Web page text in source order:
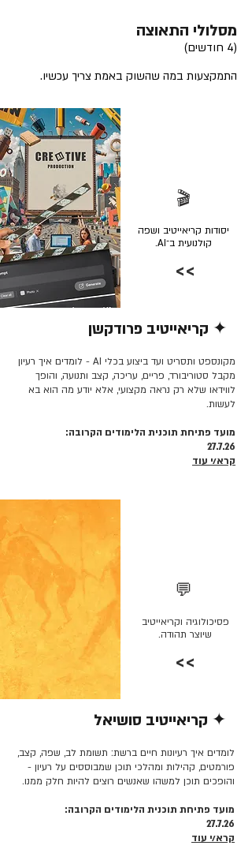
מסלולי התאוצה
(4 חודשים)
התמקצעות במה שהשוק באמת צריך עכשיו.
🎬
יסודות קריאייטיב ושפה
קולנועית ב־AI.
>>
✦ קריאייטיב פרודקשן
מקונספט ותסריט ועד ביצוע בכלי AI - לומדים איך רעיון
מקבל סטוריבורד, פריים, עריכה, קצב ותנועה, והופך
לווידאו שלא רק נראה מקצועי, אלא יודע מה הוא בא
לעשות.
מועד פתיחת תוכנית הלימודים הקרובה:
27.7.26
קרא/י עוד
💬
פסיכולוגיה וקריאייטיב
שיוצר תהודה.
>>
✦ קריאייטיב סושיאל
לומדים איך רעיונות חיים ברשת: תשומת לב, שפה, קצב,
פורמטים, קהילות ומהלכי תוכן שמבוססים על רעיון -
והופכים תוכן למשהו שאנשים רוצים להיות חלק ממנו.
מועד פתיחת תוכנית הלימודים הקרובה:
27.7.26
קרא/י עוד